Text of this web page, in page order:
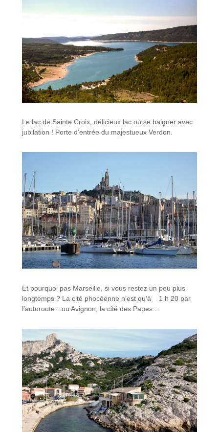
Le lac de Sainte Croix, délicieux lac où se baigner avec
jubilation ! Porte d’entrée du majestueux Verdon.
Et pourquoi pas Marseille, si vous restez un peu plus
longtemps ? La cité phocéenne n’est qu’à 1 h 20 par
l’autoroute…ou Avignon, la cité des Papes…